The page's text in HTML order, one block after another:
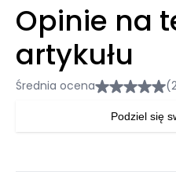
Opinie na
artykułu
Średnia ocena
Podziel się